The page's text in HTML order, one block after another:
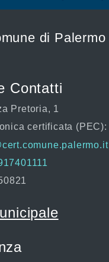
di Palermo
Contatti
Pretoria, 1
certificata (PEC):